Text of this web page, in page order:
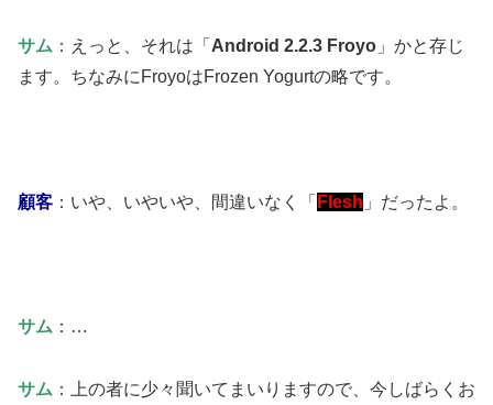
サム ：えっと、それは「 Android 2.2.3 Froyo 」かと存じ
ます。ちなみにFroyoはFrozen Yogurtの略です。
顧客 ：いや、いやいや、間違いなく「 Flesh 」だったよ。
サム ：…
サム ：上の者に少々聞いてまいりますので、今しばらくお